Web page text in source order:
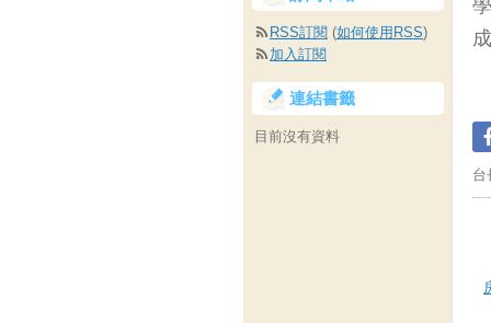
台
RSS訂閱 (如何使用RSS)
加入訂閱
連結書籤
目前沒有資料